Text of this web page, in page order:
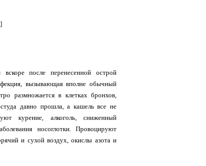
]
после перенесенной острой
вызывающая вполне обычный
размножается в клетках бронхов,
давно прошла, а кашель все не
курение, алкоголь, сниженный
носоглотки. Провоцируют
и сухой воздух, окислы азота и